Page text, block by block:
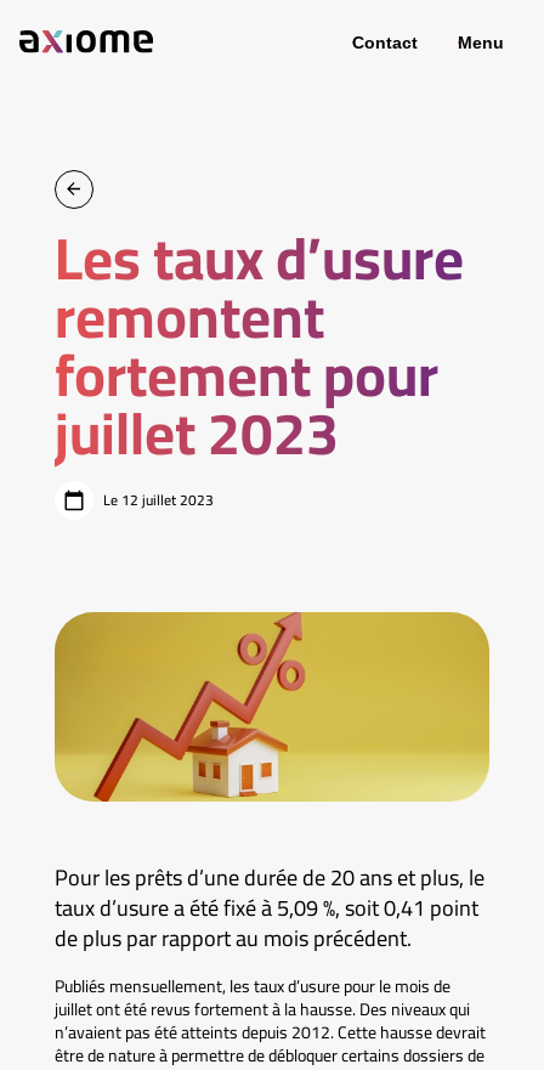
Contact Menu
Les taux d’usure
remontent
fortement pour
juillet 2023
Le 12 juillet 2023
Pour les prêts d’une durée de 20 ans et plus, le
taux d’usure a été fixé à 5,09 %, soit 0,41 point
de plus par rapport au mois précédent.
Publiés mensuellement, les taux d’usure pour le mois de
juillet ont été revus fortement à la hausse. Des niveaux qui
n’avaient pas été atteints depuis 2012. Cette hausse devrait
être de nature à permettre de débloquer certains dossiers de